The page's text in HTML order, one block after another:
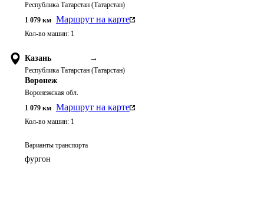
Республика Татарстан (Татарстан)
1 079 км Маршрут на карте
Кол-во машин: 1
Казань →
Республика Татарстан (Татарстан)
Воронеж
Воронежская обл.
1 079 км Маршрут на карте
Кол-во машин: 1
Варианты транспорта
фургон